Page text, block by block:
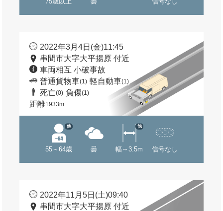
2022年3月4日(金)11:45
串間市大字大平揚原 付近
車両相互 小破事故
普通貨物車(1) 軽自動車(1)
死亡(0) 負傷(1)
距離1933m
55～64歳
他
曇 幅～3.5m
他
信号なし
2022年11月5日(土)09:40
串間市大字大平揚原 付近